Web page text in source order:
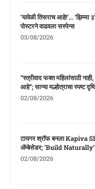
‘यावेळी तिसराच आहे!’… ‘झिम्मा
पोस्टरने वाढवला सस्पेन्स
03/08/2026
“स्त्रीवाद फक्त महिलांसाठी नाही,
आहे”; सान्या मल्होत्राचा स्पष्ट
02/08/2026
टायगर श्रॉफ बनला Kapiva
ॲम्बेसेडर; ‘Build Naturally’
02/08/2026